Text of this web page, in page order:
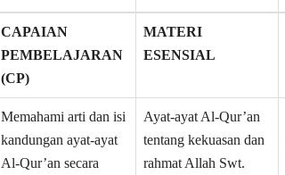
CAPAIAN
PEMBELAJARAN
(CP)
MATERI
ESENSIAL
Memahami arti dan isi
kandungan ayat-ayat
Al-Qur’an secara
Ayat-ayat Al-Qur’an
tentang kekuasan dan
rahmat Allah Swt.